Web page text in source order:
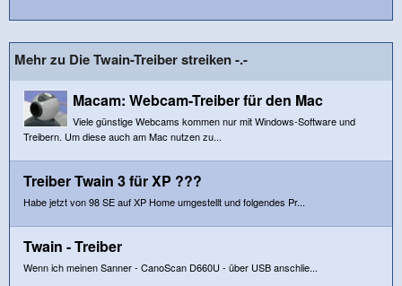
Mehr zu Die Twain-Treiber streiken -.-
Macam: Webcam-Treiber für den Mac
Viele günstige Webcams kommen nur mit Windows-Software und
Treibern. Um diese auch am Mac nutzen zu...
Treiber Twain 3 für XP ???
Habe jetzt von 98 SE auf XP Home umgestellt und folgendes Pr...
Twain - Treiber
Wenn ich meinen Sanner - CanoScan D660U - über USB anschlie...